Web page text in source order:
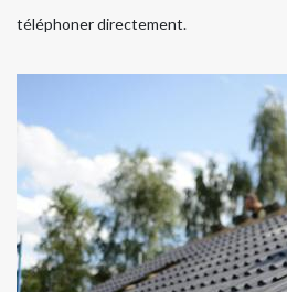
téléphoner directement.